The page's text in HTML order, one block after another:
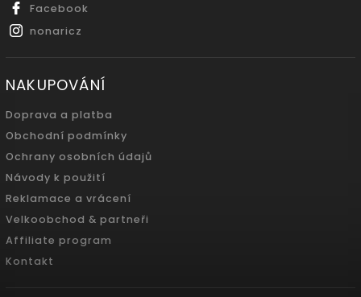
Facebook
nonaricz
NAKUPOVÁNÍ
Doprava a platba
Obchodní podmínky
Ochrany osobních údajů
Návody k použití
Reklamace a vrácení
Velkoobchod & partneři
Affiliate program
Kontakt